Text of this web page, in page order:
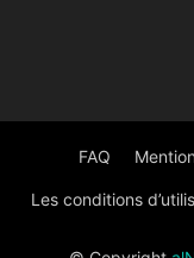
FAQ
Les conditions